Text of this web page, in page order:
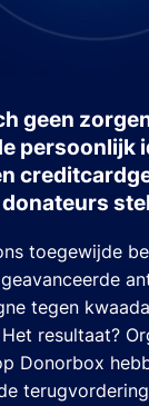
geen
persoonlijk
donateurs
toegewijde
tegen
resultaat?
Donorbox